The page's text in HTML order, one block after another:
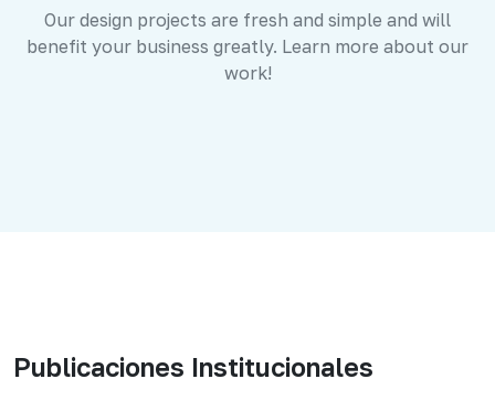
Our design projects are fresh and simple and will
benefit your business greatly. Learn more about our
work!
Publicaciones Institucionales